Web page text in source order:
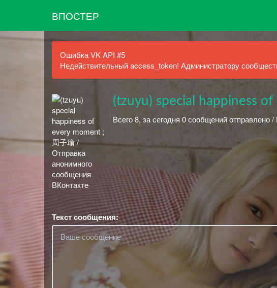
ВПОСТЕР
Ошибка VK API #5
Недействительный access_token! Администратору
(tzuyu) special happiness
Всего 8, за сегодня 0 сообщений отправлено /
Текст сообщения: